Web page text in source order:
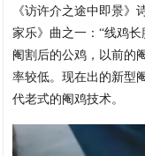
《访许介之途中即景》
家乐》曲之一：“线鸡
阉割后的公鸡，以前的
率较低。现在出的新型
代老式的阉鸡技术。